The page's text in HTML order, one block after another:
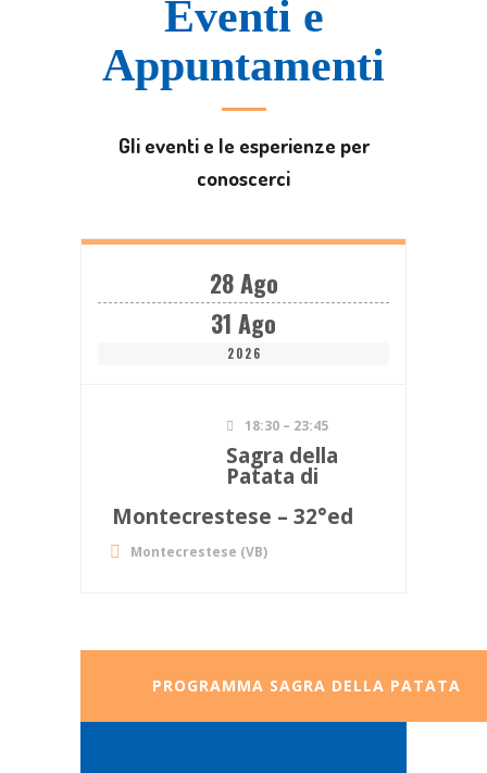
Eventi e
Appuntamenti
Gli eventi e le esperienze per
conoscerci
28 Ago
31 Ago
2026
18:30 – 23:45
Sagra della
Patata di
Montecrestese – 32°ed
Montecrestese (VB)
PROGRAMMA SAGRA DELLA PATATA